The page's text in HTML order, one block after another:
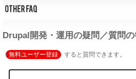
Drupal開発・運用の疑問／質問
無料ユーザー登録 すると質問できます。